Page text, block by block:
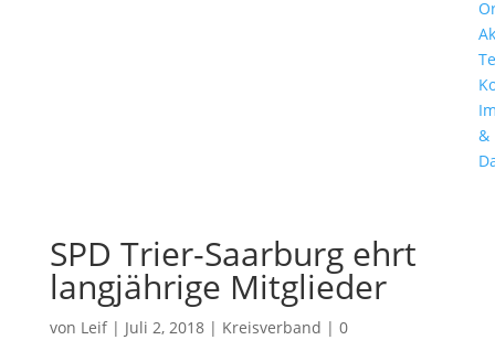
&
SPD Trier-Saarburg ehrt
langjährige Mitglieder
von Leif| Juli 2, 2018| Kreisverband | 0